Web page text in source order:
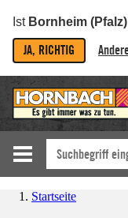
Ist Bornheim (Pfalz)
JA, RICHTIG
Startseite